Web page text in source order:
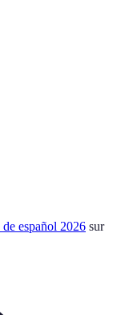
español 2026 sur